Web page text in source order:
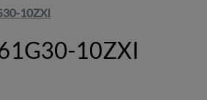
10ZXI
10ZXI